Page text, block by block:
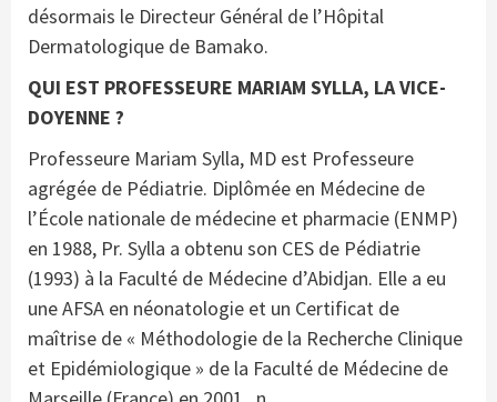
désormais le Directeur Général de l’Hôpital
Dermatologique de Bamako.
QUI EST PROFESSEURE MARIAM SYLLA, LA VICE-
DOYENNE ?
Professeure Mariam Sylla, MD est Professeure
agrégée de Pédiatrie. Diplômée en Médecine de
l’École nationale de médecine et pharmacie (ENMP)
en 1988, Pr. Sylla a obtenu son CES de Pédiatrie
(1993) à la Faculté de Médecine d’Abidjan. Elle a eu
une AFSA en néonatologie et un Certificat de
maîtrise de « Méthodologie de la Recherche Clinique
et Epidémiologique » de la Faculté de Médecine de